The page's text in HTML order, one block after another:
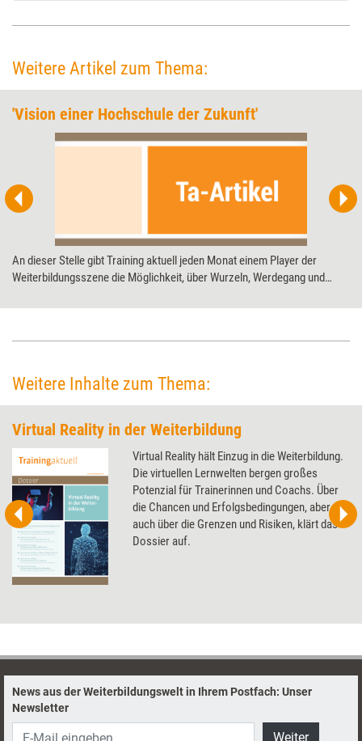
Weitere Artikel zum Thema:
'Vision einer Hochschule der Zukunft'
An dieser Stelle gibt Training aktuell jeden Monat einem Player der
Weiterbildungsszene die Möglichkeit, über Wurzeln, Werdegang und
diesmal das Distance and Independent Studies Center (DISC) an der TU
Weitere Inhalte zum Thema:
Virtual Reality in der Weiterbildung
Virtual Reality hält Einzug in die Weiterbildung.
Die virtuellen Lernwelten bergen großes
Potenzial für Trainerinnen und Coachs. Über
die Chancen und Erfolgsbedingungen, aber
auch über die Grenzen und Risiken, klärt das
Dossier auf.
News aus der Weiterbildungswelt in Ihrem Postfach: Unser
Newsletter
Weiter